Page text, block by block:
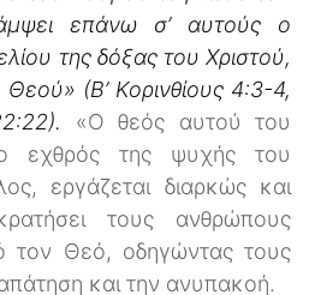
επάνω σ’ αυτούς ο
της δόξας του Χριστού,
Θεού» (Β’ Κορινθίους 4:3-4,
«Ο θεός αυτού του
εχθρός της ψυχής του
εργάζεται διαρκώς και
τους ανθρώπους
τον Θεό, οδηγώντας τους
και την ανυπακοή.